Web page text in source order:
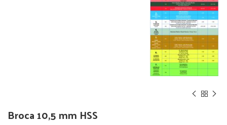
Broca 10,5 mm HSS